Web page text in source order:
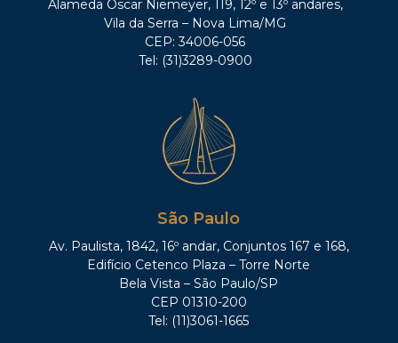
Alameda Oscar Niemeyer, 119, 12º e 13º andares,
Vila da Serra – Nova Lima/MG
CEP: 34006-056
Tel: (31)3289-0900
São Paulo
Av. Paulista, 1842, 16º andar, Conjuntos 167 e 168,
Edifício Cetenco Plaza – Torre Norte
Bela Vista – São Paulo/SP
CEP 01310-200
Tel: (11)3061-1665